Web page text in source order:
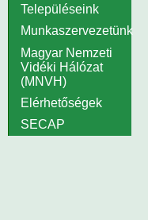
Településeink
Munkaszervezetünk
Magyar Nemzeti
Vidéki Hálózat
(MNVH)
Elérhetőségek
SECAP